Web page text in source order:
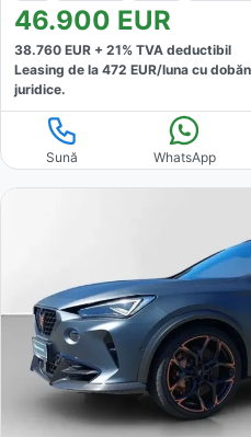
46.900 EUR
38.760 EUR + 21% TVA deductibil
Leasing de la 472 EUR/luna cu
juridice.
Sună WhatsApp